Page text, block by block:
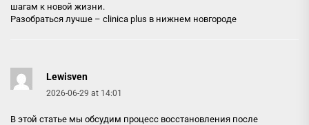
шагам к новой жизни.
Разобраться лучше – clinica plus в нижнем новгороде
Lewisven
2026-06-29 at 14:01
В этой статье мы обсудим процесс восстановления после